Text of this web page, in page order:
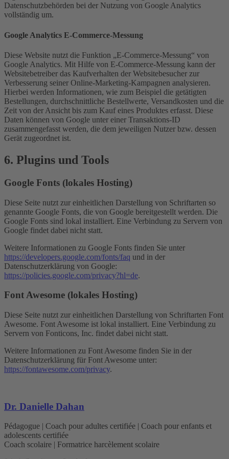
Datenschutzbehörden bei der Nutzung von Google Analytics
vollständig um.
Google Analytics E-Commerce-Messung
Diese Website nutzt die Funktion „E-Commerce-Messung“ von
Google Analytics. Mit Hilfe von E-Commerce-Messung kann der
Websitebetreiber das Kaufverhalten der Websitebesucher zur
Verbesserung seiner Online-Marketing-Kampagnen analysieren.
Hierbei werden Informationen, wie zum Beispiel die getätigten
Bestellungen, durchschnittliche Bestellwerte, Versandkosten und die
Zeit von der Ansicht bis zum Kauf eines Produktes erfasst. Diese
Daten können von Google unter einer Transaktions-ID
zusammengefasst werden, die dem jeweiligen Nutzer bzw. dessen
Gerät zugeordnet ist.
6. Plugins und Tools
Google Fonts (lokales Hosting)
Diese Seite nutzt zur einheitlichen Darstellung von Schriftarten so
genannte Google Fonts, die von Google bereitgestellt werden. Die
Google Fonts sind lokal installiert. Eine Verbindung zu Servern von
Google findet dabei nicht statt.
Weitere Informationen zu Google Fonts finden Sie unter
https://developers.google.com/fonts/faq und in der
Datenschutzerklärung von Google:
https://policies.google.com/privacy?hl=de.
Font Awesome (lokales Hosting)
Diese Seite nutzt zur einheitlichen Darstellung von Schriftarten Font
Awesome. Font Awesome ist lokal installiert. Eine Verbindung zu
Servern von Fonticons, Inc. findet dabei nicht statt.
Weitere Informationen zu Font Awesome finden Sie in der
Datenschutzerklärung für Font Awesome unter:
https://fontawesome.com/privacy.
Dr. Danielle Dahan
Pédagogue | Coach pour adultes certifiée | Coach pour enfants et
adolescents certifiée
Coach scolaire | Formatrice harcèlement scolaire